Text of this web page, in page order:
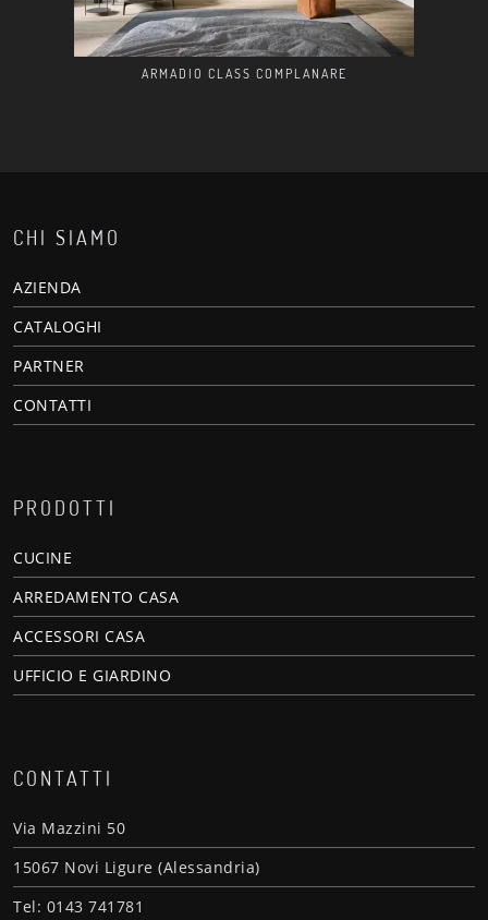
ARMADIO CLASS COMPLANARE
CHI SIAMO
AZIENDA
CATALOGHI
PARTNER
CONTATTI
PRODOTTI
CUCINE
ARREDAMENTO CASA
ACCESSORI CASA
UFFICIO E GIARDINO
CONTATTI
Via Mazzini 50
15067 Novi Ligure (Alessandria)
Tel: 0143 741781